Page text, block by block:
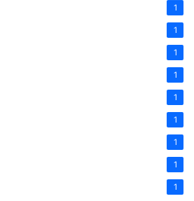
1
1
1
1
1
1
1
1
1